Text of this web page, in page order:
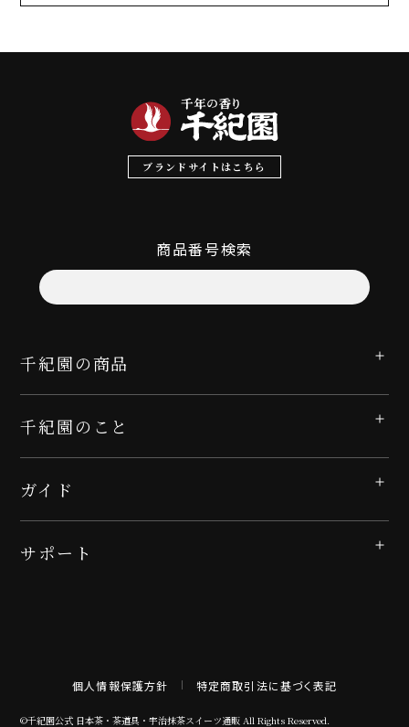
ブランドサイトはこちら
商品番号検索
千紀園の商品
千紀園のこと
ガイド
サポート
個人情報保護方針 特定商取引法に基づく表記
©千紀園公式 日本茶・茶道具・宇治抹茶スイーツ通販 All Rights Reserved.